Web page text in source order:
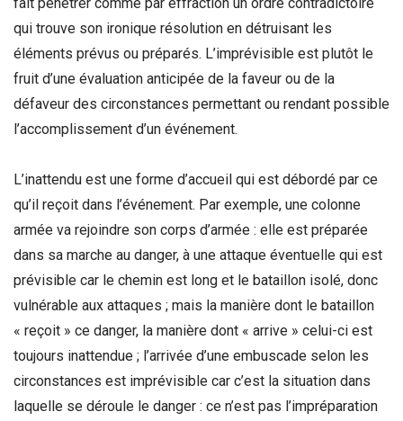
fait pénétrer comme par effraction un ordre contradictoire
qui trouve son ironique résolution en détruisant les
éléments prévus ou préparés. L’imprévisible est plutôt le
fruit d’une évaluation anticipée de la faveur ou de la
défaveur des circonstances permettant ou rendant possible
l’accomplissement d’un événement.
L’inattendu est une forme d’accueil qui est débordé par ce
qu’il reçoit dans l’événement. Par exemple, une colonne
armée va rejoindre son corps d’armée : elle est préparée
dans sa marche au danger, à une attaque éventuelle qui est
prévisible car le chemin est long et le bataillon isolé, donc
vulnérable aux attaques ; mais la manière dont le bataillon
« reçoit » ce danger, la manière dont « arrive » celui-ci est
toujours inattendue ; l’arrivée d’une embuscade selon les
circonstances est imprévisible car c’est la situation dans
laquelle se déroule le danger : ce n’est pas l’impréparation